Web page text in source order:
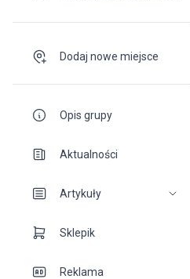
Dodaj nowe miejsce
Opis grupy
Aktualności
Artykuły
Sklepik
Reklama